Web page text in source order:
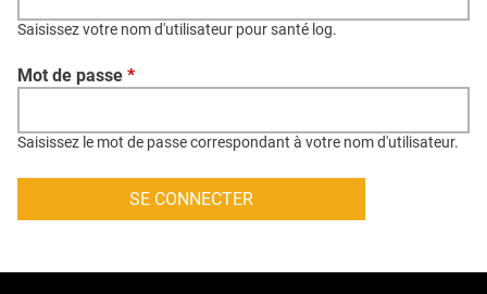
CONTACT
CRÉDITS
Saisissez votre nom d'utilisateur pour santé log.
Mot de passe *
Saisissez le mot de passe correspondant à votre nom d'utilisateur.